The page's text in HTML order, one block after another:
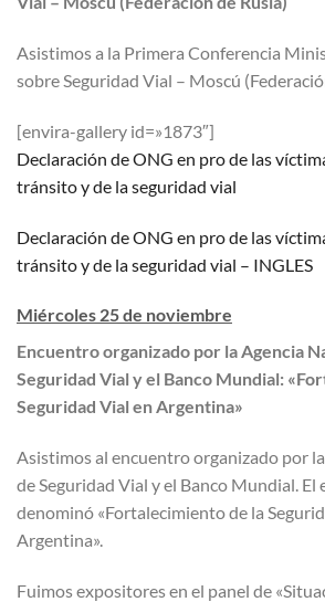
Asistimos a la Primera Conferencia
sobre Seguridad Vial – Moscú
[envira-gallery id=»1873″]
Declaración de ONG en pro de las
tránsito y de la seguridad vial
Declaración de ONG en pro de las
tránsito y de la seguridad vial – INGLES
Miércoles 25 de noviembre
Encuentro organizado por la Agencia
Seguridad Vial y el Banco Mundial:
Seguridad Vial en Argentina»
Asistimos al encuentro organizado por
de Seguridad Vial y el Banco Mundial. El
denominó «Fortalecimiento de la
Argentina».
Fuimos expositores en el panel de